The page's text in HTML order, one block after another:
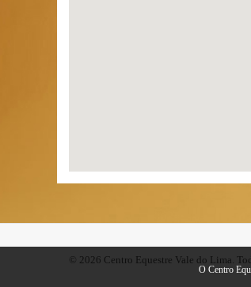
© 2026 Centro Equestre Vale do Lima.
O Centro